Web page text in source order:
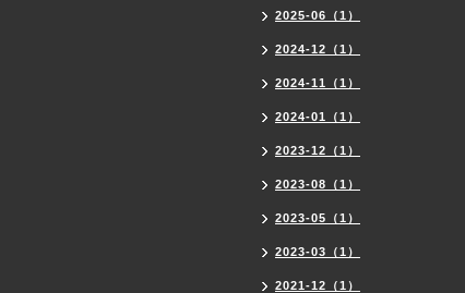
2025-06（1）
2024-12（1）
2024-11（1）
2024-01（1）
2023-12（1）
2023-08（1）
2023-05（1）
2023-03（1）
2021-12（1）